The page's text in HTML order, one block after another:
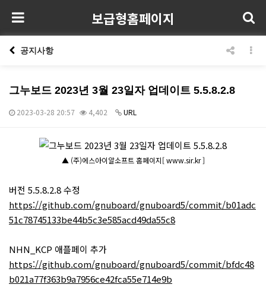
보급형홈페이지
공지사항
그누보드 2023년 3월 23일자 업데이트 5.5.8.2.8
2023-03-28 20:57 4,402 URL
▲ (주)에스아이알소프트 홈페이지[ www.sir.kr ]
버전 5.5.8.2.8 수정
https://github.com/gnuboard/gnuboard5/commit/b01adc
51c78745133be44b5c3e585acd49da55c8
NHN_KCP 애플페이 추가
https://github.com/gnuboard/gnuboard5/commit/bfdc48
b021a77f363b9a7956ce42fca55e714e9b